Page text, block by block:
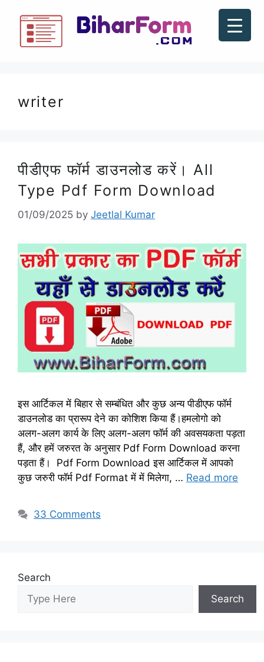
writer
पीडीएफ फॉर्म डाउनलोड करें। All
Type Pdf Form Download
01/09/2025 by Jeetlal Kumar
इस आर्टिकल में बिहार से सम्बंधित और कुछ अन्य पीडीएफ फॉर्म
डाउनलोड का प्रारूप देने का कोशिश किया हैं।हमलोगो को
अलग-अलग कार्य के लिए अलग-अलग फॉर्म की अवसयकता पड़ता
हैं, और हमें जरुरत के अनुसार Pdf Form Download करना
पड़ता हैं। Pdf Form Download इस आर्टिकल में आपको
कुछ जरुरी फॉर्म Pdf Format में में मिलेगा, … Read more
33 Comments
Search
Search